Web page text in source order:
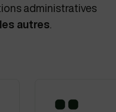
administratives
autres.